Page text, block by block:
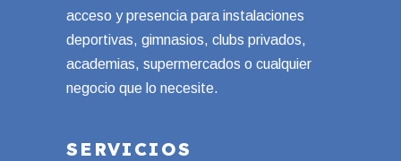
acceso y presencia para instalaciones
deportivas, gimnasios, clubs privados,
academias, supermercados o cualquier
negocio que lo necesite.
SERVICIOS